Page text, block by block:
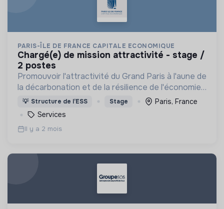
PARIS-ÎLE DE FRANCE CAPITALE ECONOMIQUE
chargé(e) de mission attractivité - stage /
2 postes
Promouvoir l'attractivité du Grand Paris à l'aune de
la décarbonation et de la résilience de l'économie
et des territoires.
💡 Structure de l’ESS Stage
Paris, France
Services
Il y a 2 mois